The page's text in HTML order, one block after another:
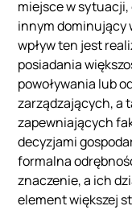
miejsce w
innym dominujący
wpływ ten jest
posiadania
powoływania lub
zarządzających, a
zapewniających
decyzjami
formalna
znaczenie, a ich
element większej